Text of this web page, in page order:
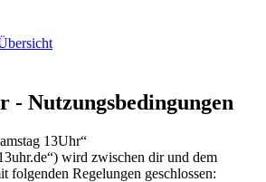
- Nutzungsbedingungen
13Uhr“
wird zwischen dir und dem
folgenden Regelungen geschlossen: